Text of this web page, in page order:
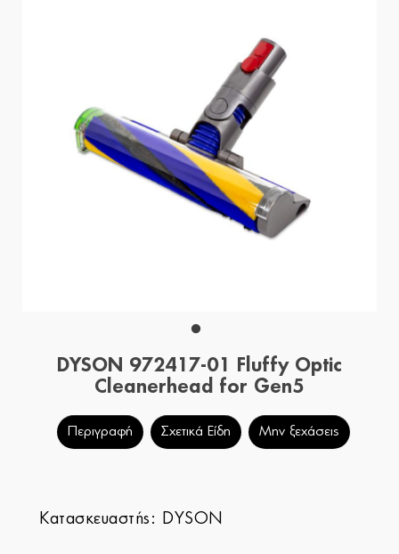
DYSON 972417-01 Fluffy Optic
Cleanerhead for Gen5
Περιγραφή Σχετικά Είδη Μην ξεχάσεις
Κατασκευαστής: DYSON